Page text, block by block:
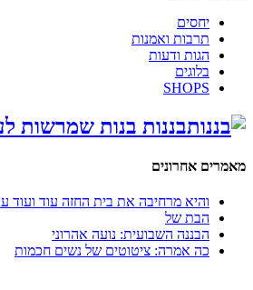
יחסים
תרבות ואמנות
הגות ודעות
בלוגים
SHOPS
בננות בנות שמרשות
מאמרים אחרונים
והיא מרחיבה את בית החזה עוד ועוד
הבת של
הבננה השבועית: נועה אהרוני
כה אמרה: ציטוטים של נשים חכמות